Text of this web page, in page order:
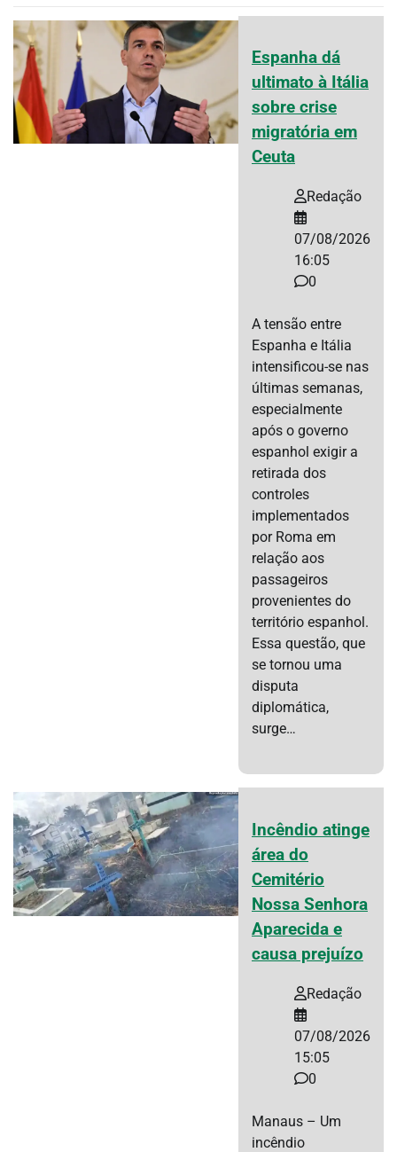
Espanha dá
ultimato à Itália
sobre crise
migratória em
Ceuta
Redação
07/08/2026
16:05
0
A tensão entre
Espanha e Itália
intensificou-se nas
últimas semanas,
especialmente
após o governo
espanhol exigir a
retirada dos
controles
implementados
por Roma em
relação aos
passageiros
provenientes do
território espanhol.
Essa questão, que
se tornou uma
disputa
diplomática,
surge…
Incêndio atinge
área do
Cemitério
Nossa Senhora
Aparecida e
causa prejuízo
Redação
07/08/2026
15:05
0
Manaus – Um
incêndio